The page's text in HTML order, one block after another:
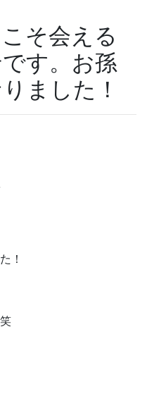
そ会える
す。お孫
ました！
！